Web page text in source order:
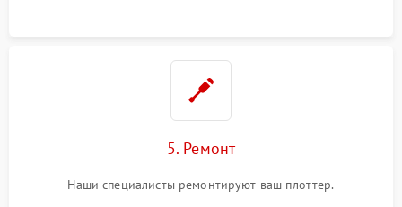
5. Ремонт
Наши специалисты ремонтируют ваш плоттер.